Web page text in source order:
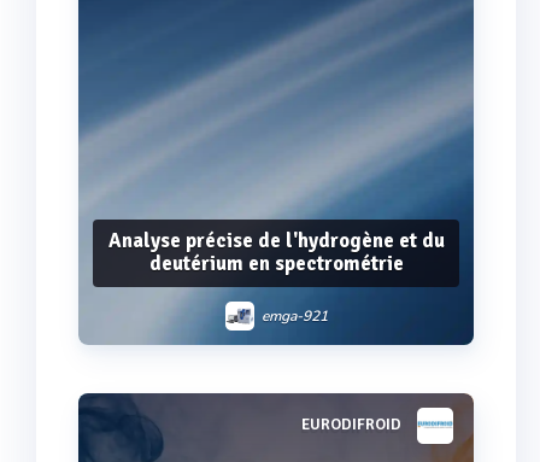
Analyse précise de l'hydrogène et du
deutérium en spectrométrie
emga-921
Voir plusEURODIFROID